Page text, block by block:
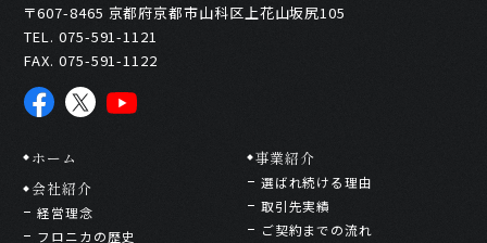
〒607-8465 京都府京都市山科区上花山坂尻105
TEL. 075-591-1121
FAX. 075-591-1122
ホーム
会社紹介
経営理念
フロニカの歴史
事業紹介
選ばれ続ける理由
取引先実績
ご契約までの流れ